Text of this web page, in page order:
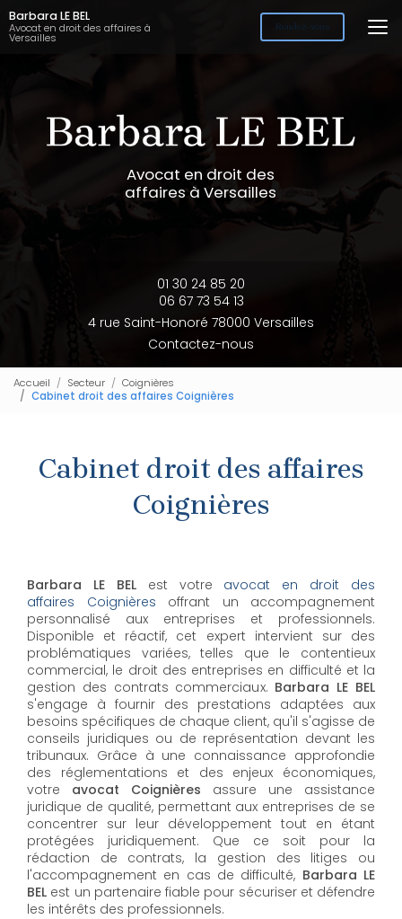
Aller
au
contenu
Barbara LE BEL
Avocat en droit des affaires à
Versailles
Rendez-vous
Avocat en droit des
affaires à Versailles
01 30 24 85 20
06 67 73 54 13
4 rue Saint-Honoré 78000 Versailles
Contactez-nous
Accueil Secteur
Coignières
Cabinet droit des affaires Coignières
Cabinet droit des affaires
Coignières
Barbara LE BELest votre avocat en droit des
affaires Coignières offrant un accompagnement
personnalisé aux entreprises et professionnels.
Disponible et réactif, cet expert intervient sur des
problématiques variées, telles que le contentieux
commercial, le droit des entreprises en difficulté et la
gestion des contrats commerciaux. Barbara LE BEL
s'engage à fournir des prestations adaptées aux
besoins spécifiques de chaque client, qu'il s'agisse de
conseils juridiques ou de représentation devant les
tribunaux. Grâce à une connaissance approfondie
des réglementations et des enjeux économiques,
votre avocat Coignières assure une assistance
juridique de qualité, permettant aux entreprises de se
concentrer sur leur développement tout en étant
protégées juridiquement. Que ce soit pour la
rédaction de contrats, la gestion des litiges ou
l'accompagnement en cas de difficulté, Barbara LE
BEL​​​​​​​ est un partenaire fiable pour sécuriser et défendre
les intérêts des professionnels.